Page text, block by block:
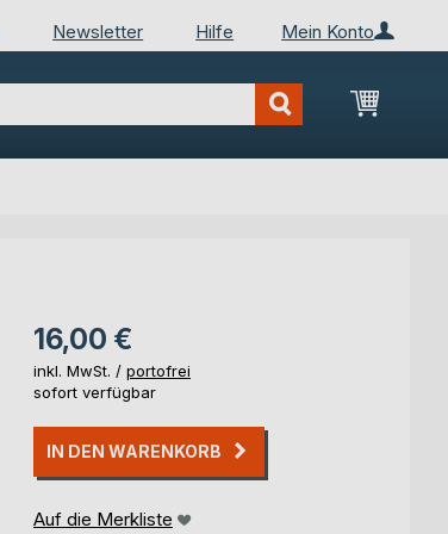
Mein Konto
Newsletter Hilfe
Mein
16,00 €
inkl. MwSt. / portofrei
sofort verfügbar
IN DEN WARENKORB
Auf die Merkliste